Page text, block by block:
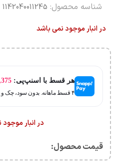
شناسه محصول: 1142040011245
در انبار موجود نمی باشد
هر قسط با اسنپ‌پی:
۴ قسط ماهانه. بدون سود، چک و ضامن.
در انبار
قیمت محصول:​